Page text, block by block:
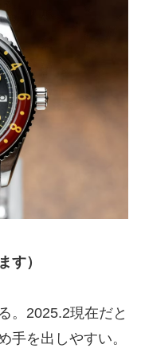
す）
。2025.2現在だと
手を出しやすい。